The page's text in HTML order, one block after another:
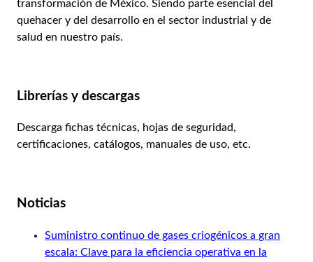
transformación de México. Siendo parte esencial del
quehacer y del desarrollo en el sector industrial y de
salud en nuestro país.
Librerías y descargas
Descarga fichas técnicas, hojas de seguridad,
certificaciones, catálogos, manuales de uso, etc.
Noticias
Suministro continuo de gases criogénicos a gran
escala: Clave para la eficiencia operativa en la